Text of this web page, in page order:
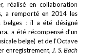
réalisé en collaboration
a remporté en 2014 les
belges : il a été désigné
a été récompensé d’un
belge) et de l’Octave
enregistrement, J. S. Bach